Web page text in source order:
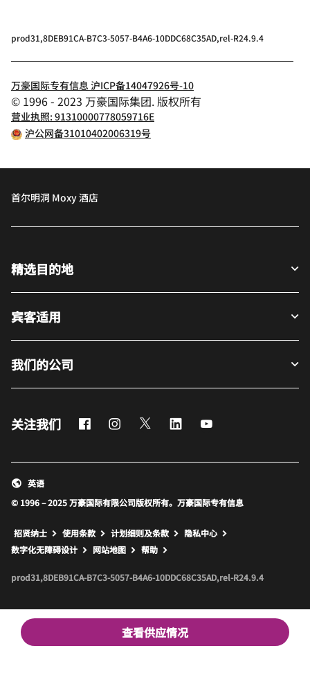
查看供应情况
prod31,8DEB91CA-B7C3-5057-B4A6-10DDC68C35AD,rel-R24.9.4
万豪国际专有信息 沪ICP备14047926号-10
© 1996 - 2023 万豪国际集团. 版权所有
营业执照: 91310000778059716E
沪公网备31010402006319号
首尔明洞 Moxy 酒店
精选目的地
宾客适用
我们的公司
关注我们 FacebookInstagram
Twitter LinkedIn
© 1996 – 2025 万豪国际有限公司版权所有。万豪国际专有信息
英语
招贤纳士 使用条款 计划细则及条款
隐私中心
数字化无障碍设计
网站地图 打开新窗口
帮助
prod31,8DEB91CA-B7C3-5057-B4A6-10DDC68C35AD,rel-R24.9.4